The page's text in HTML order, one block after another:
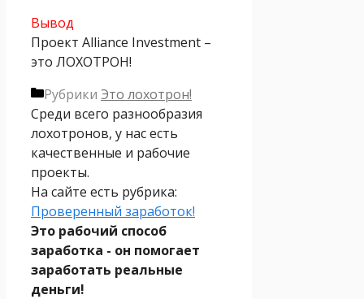
Вывод
Проект Alliance Investment –
это ЛОХОТРОН!
Рубрики Это лохотрон!
Среди всего разнообразия
лохотронов, у нас есть
качественные и рабочие
проекты.
На сайте есть рубрика:
Проверенный заработок!
Это рабочий способ
заработка - он помогает
заработать реальные
деньги!